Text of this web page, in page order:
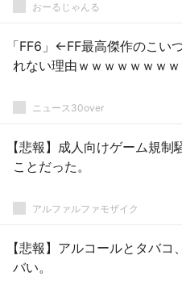
おーるじゃんる
「FF6」←FF最高傑作のこい
れない理由ｗｗｗｗｗｗｗｗ
ニュース30over
【悲報】成人向けゲーム規制
ことだった。
アルファルファモザイク
【悲報】アルコールとタバコ
バい。